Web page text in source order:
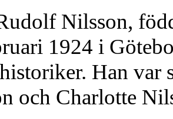
Nilsson,
1924 i
Han var
och Charlotte